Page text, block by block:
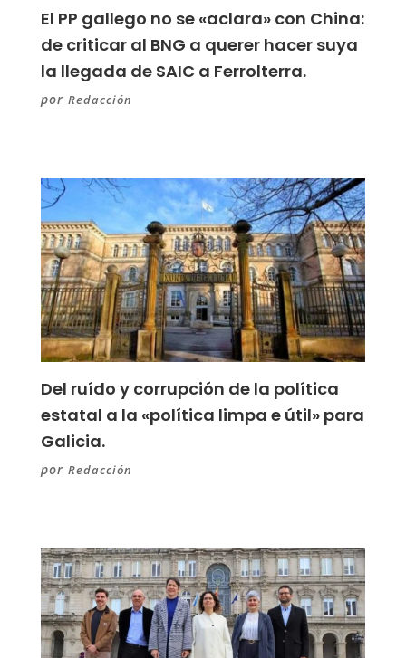
El PP gallego no se «aclara» con China:
de criticar al BNG a querer hacer suya
la llegada de SAIC a Ferrolterra.
por Redacción
Del ruído y corrupción de la política
estatal a la «política limpa e útil» para
Galicia.
por Redacción